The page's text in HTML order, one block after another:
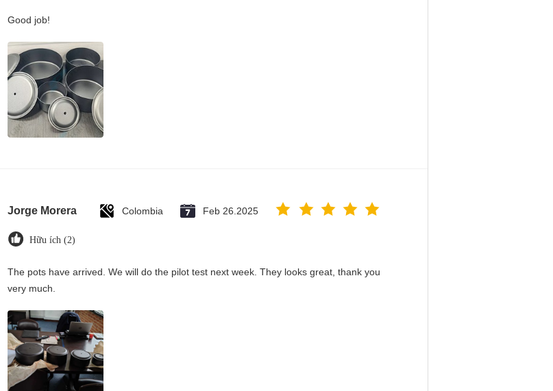
Good job!
Jorge Morera Colombia Feb 26.2025
Hữu ích (2)
The pots have arrived. We will do the pilot test next week. They looks great, thank you
very much.